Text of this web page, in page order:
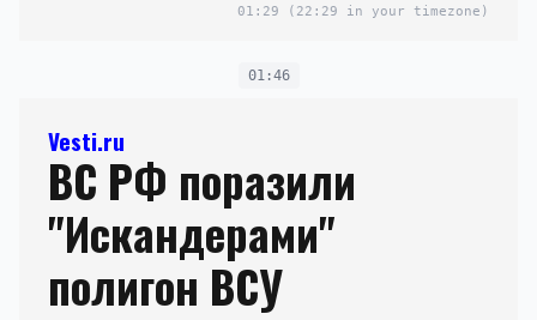
01:29 (22:29 in your timezone)
01:46
Vesti.ru
ВС РФ поразили
"Искандерами"
полигон ВСУ